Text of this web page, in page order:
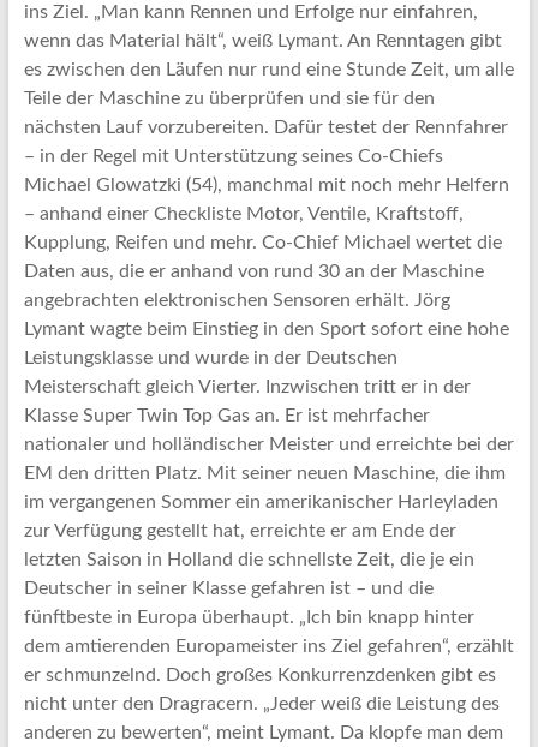
ins Ziel. „Man kann Rennen und Erfolge nur einfahren,
wenn das Material hält“, weiß Lymant. An Renntagen gibt
es zwischen den Läufen nur rund eine Stunde Zeit, um alle
Teile der Maschine zu überprüfen und sie für den
nächsten Lauf vorzubereiten. Dafür testet der Rennfahrer
– in der Regel mit Unterstützung seines Co-Chiefs
Michael Glowatzki (54), manchmal mit noch mehr Helfern
– anhand einer Checkliste Motor, Ventile, Kraftstoff,
Kupplung, Reifen und mehr. Co-Chief Michael wertet die
Daten aus, die er anhand von rund 30 an der Maschine
angebrachten elektronischen Sensoren erhält. Jörg
Lymant wagte beim Einstieg in den Sport sofort eine hohe
Leistungsklasse und wurde in der Deutschen
Meisterschaft gleich Vierter. Inzwischen tritt er in der
Klasse Super Twin Top Gas an. Er ist mehrfacher
nationaler und holländischer Meister und erreichte bei der
EM den dritten Platz. Mit seiner neuen Maschine, die ihm
im vergangenen Sommer ein amerikanischer Harleyladen
zur Verfügung gestellt hat, erreichte er am Ende der
letzten Saison in Holland die schnellste Zeit, die je ein
Deutscher in seiner Klasse gefahren ist – und die
fünftbeste in Europa überhaupt. „Ich bin knapp hinter
dem amtierenden Europameister ins Ziel gefahren“, erzählt
er schmunzelnd. Doch großes Konkurrenzdenken gibt es
nicht unter den Dragracern. „Jeder weiß die Leistung des
anderen zu bewerten“, meint Lymant. Da klopfe man dem